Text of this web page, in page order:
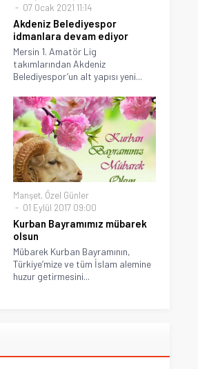
07 Ocak 2021 11:14
Akdeniz Belediyespor
idmanlara devam ediyor
Mersin 1. Amatör Lig
takımlarından Akdeniz
Belediyespor’un alt yapısı yeni...
Manşet, Özel Günler
01 Eylül 2017 09:00
Kurban Bayramımız mübarek
olsun
Mübarek Kurban Bayramının,
Türkiye’mize ve tüm İslam alemine
huzur getirmesini...